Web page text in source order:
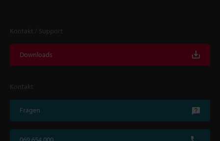
Kontakt / Support
Downloads
Kontakt
Fragen